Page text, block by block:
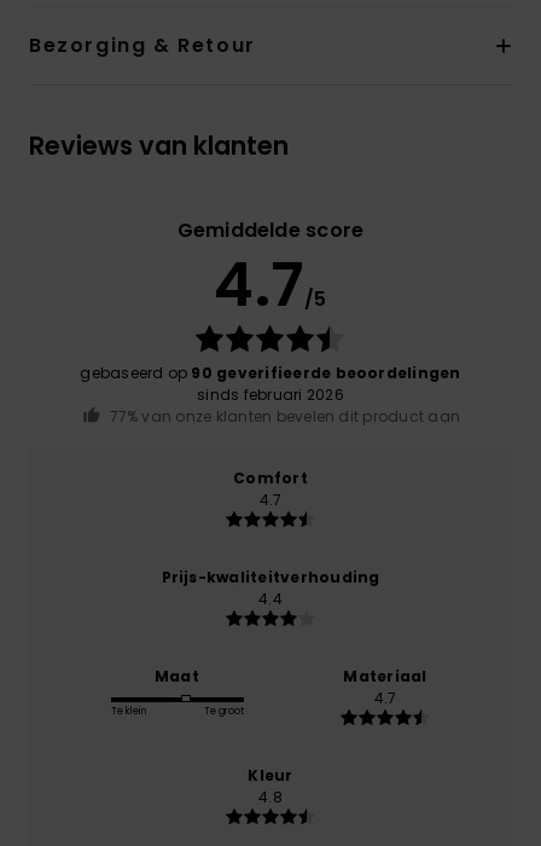
Bezorging & Retour
Reviews van klanten
Gemiddelde score
4.7/5
gebaseerd op 90 geverifieerde beoordelingen
sinds februari 2026
77% van onze klanten bevelen dit product aan
Comfort
4.7
Prijs-kwaliteitverhouding
4.4
Maat
Te klein Te groot
Materiaal
4.7
Kleur
4.8